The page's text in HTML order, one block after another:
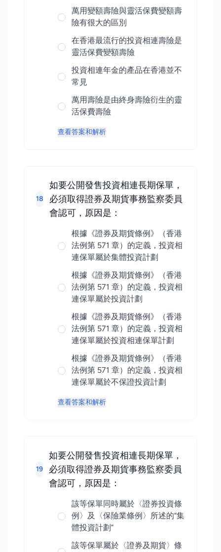
萬用變額壽險與靈活保費變額壽
險有很大的區別
在香港最流行的投資相連壽險是
靈活保費變額壽險
投資相連年金的產品在香港並不
常見
萬用壽險是由終身壽險衍生的靈
活保費壽險
查看答案和解析
18
如要公開發售投資相連長期保單，
必須取得證券及期貨事務監察委員
會認可，原因是：
根據《證券及期貨條例》（香港
法例第 571 章）的定義，投資相
連保單屬於集體投資計劃
根據《證券及期貨條例》（香港
法例第 571 章）的定義，投資相
連保單屬於投資計劃
根據《證券及期貨條例》（香港
法例第 571 章）的定義，投資相
連保單屬於投資相連保單計劃
根據《證券及期貨條例》（香港
法例第 571 章）的定義，投資相
連保單屬於不保證投資計劃
查看答案和解析
19
如要公開發售投資相連長期保單，
必須取得證券及期貨事務監察委員
會認可，原因是：
該等保單同時屬於〈證券投資條
例〉及〈保險業條例〉所述的“集
體投資計劃”
該等保單屬於〈證券及期貨〉條